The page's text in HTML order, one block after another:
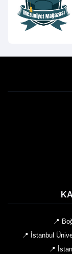
📍
📍 İstanbul
📍